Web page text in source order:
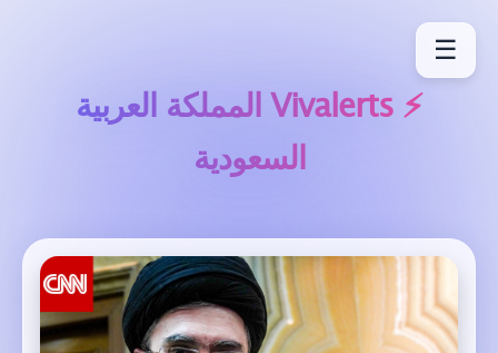
☰
⚡ Vivalerts
المملكة العربية
السعودية